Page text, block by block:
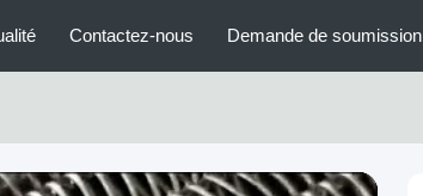
Contactez-nous Demande de soumission